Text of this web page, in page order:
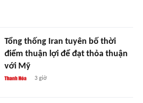
Tổng thống Iran tuyên bố thời
điểm thuận lợi để đạt thỏa thuận
với Mỹ
3 giờ